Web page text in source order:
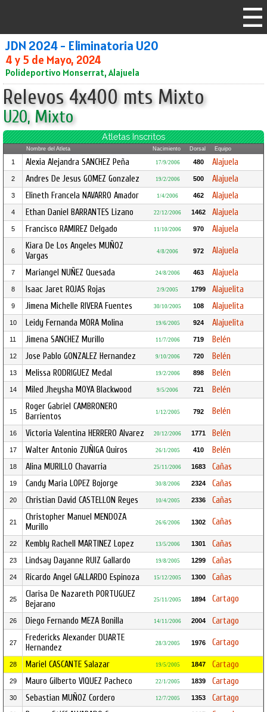
JDN 2024 - Eliminatoria U20
4 y 5 de Mayo, 2024
Polideportivo Monserrat, Alajuela
Relevos 4x400 mts Mixto
U20, Mixto
Atletas Inscritos
Nombre del Atleta Nacimiento Dorsal Equipo
1 Alexia Alejandra SANCHEZ Peña 17/9/2006 480 Alajuela
2 Andres De Jesus GOMEZ Gonzalez 19/2/2006 500 Alajuela
3 Elineth Francela NAVARRO Amador 1/4/2006 462 Alajuela
4 Ethan Daniel BARRANTES Lizano 22/12/2006 1462 Alajuela
5 Francisco RAMIREZ Delgado 11/10/2006 970 Alajuela
6
Kiara De Los Angeles MUÑOZ
Vargas
4/8/2006 972 Alajuela
7 Mariangel NUÑEZ Quesada 24/8/2006 463 Alajuela
8 Isaac Jaret ROJAS Rojas 2/9/2005 1799 Alajuelita
9 Jimena Michelle RIVERA Fuentes 30/10/2005 108 Alajuelita
10 Leidy Fernanda MORA Molina 19/6/2005 924 Alajuelita
11 Jimena SANCHEZ Murillo 11/7/2006 719 Belén
12 Jose Pablo GONZALEZ Hernandez 9/10/2006 720 Belén
13 Melissa RODRIGUEZ Medal 19/2/2006 898 Belén
14 Miled Jheysha MOYA Blackwood 9/5/2006 721 Belén
15
Roger Gabriel CAMBRONERO
Barrientos
1/12/2005 792 Belén
16 Victoria Valentina HERRERO Alvarez 20/12/2006 1771 Belén
17 Walter Antonio ZUÑIGA Quiros 26/1/2005 410 Belén
18 Alina MURILLO Chavarria 25/11/2006 1683 Cañas
19 Candy Maria LOPEZ Bojorge 30/8/2006 2324 Cañas
20 Christian David CASTELLON Reyes 10/4/2005 2336 Cañas
21
Christopher Manuel MENDOZA
Murillo
26/6/2006 1302 Cañas
22 Kembly Rachell MARTINEZ Lopez 13/5/2006 1301 Cañas
23 Lindsay Dayanne RUIZ Gallardo 19/8/2005 1299 Cañas
24 Ricardo Angel GALLARDO Espinoza 15/12/2005 1300 Cañas
25
Clarisa De Nazareth PORTUGUEZ
Bejarano
25/11/2005 1894 Cartago
26 Diego Fernando MEZA Bonilla 14/11/2006 2004 Cartago
27
Fredericks Alexander DUARTE
Hernandez
28/3/2005 1976 Cartago
28 Mariel CASCANTE Salazar 19/5/2005 1847 Cartago
29 Mauro Gilberto VIQUEZ Pacheco 22/1/2005 1839 Cartago
30 Sebastian MUÑOZ Cordero 12/7/2005 1353 Cartago